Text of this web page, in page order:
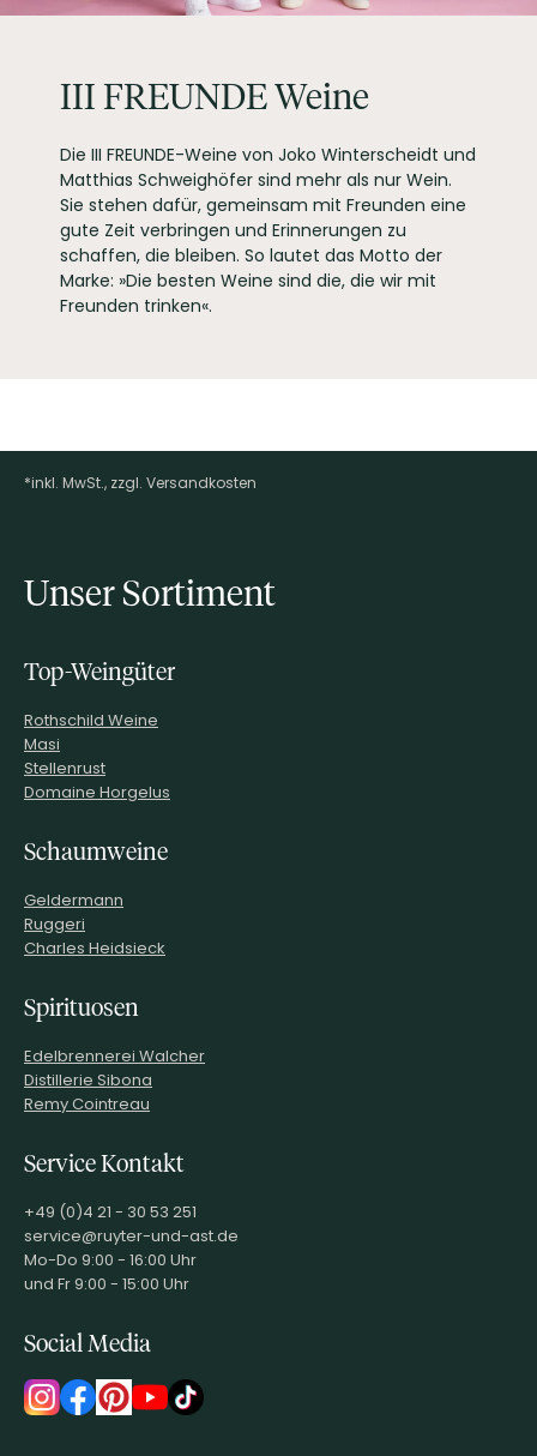
III FREUNDE Weine
Die III FREUNDE-Weine von Joko Winterscheidt und
Matthias Schweighöfer sind mehr als nur Wein.
Sie stehen dafür, gemeinsam mit Freunden eine
gute Zeit verbringen und Erinnerungen zu
schaffen, die bleiben. So lautet das Motto der
Marke: »Die besten Weine sind die, die wir mit
Freunden trinken«.
Footer-Menü
*inkl. MwSt., zzgl. Versandkosten
Unser Sortiment
Top-Weingüter
Rothschild Weine
Masi
Stellenrust
Domaine Horgelus
Schaumweine
Geldermann
Ruggeri
Charles Heidsieck
Spirituosen
Edelbrennerei Walcher
Distillerie Sibona
Remy Cointreau
Service Kontakt
+49 (0)4 21 - 30 53 251
service@ruyter-und-ast.de
Mo-Do 9:00 - 16:00 Uhr
und Fr 9:00 - 15:00 Uhr
Social Media